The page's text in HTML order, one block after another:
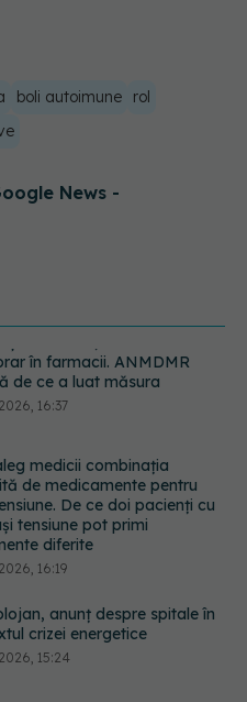
boli autoimune
rol
News -
medicii combinația
de medicamente pentru
diferite
16:19
anunț despre spitale în
crizei energetice
15:24
Cum schimbă